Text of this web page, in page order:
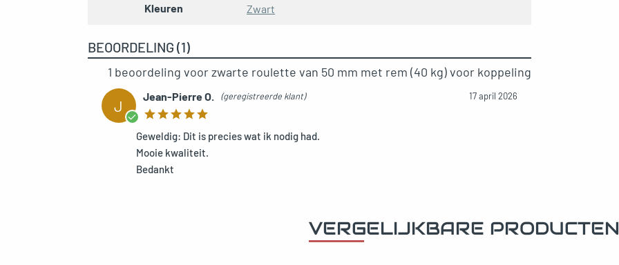
Kleuren Zwart
BEOORDELING (1)
1 beoordeling voorzwarte roulette van 50 mm met rem (40 kg) voor koppeling
J
Jean-Pierre O. (geregistreerde klant) 17 april 2026
Geweldig: Dit is precies wat ik nodig had.
Mooie kwaliteit.
Bedankt
VERGELIJKBARE PRODUCTEN